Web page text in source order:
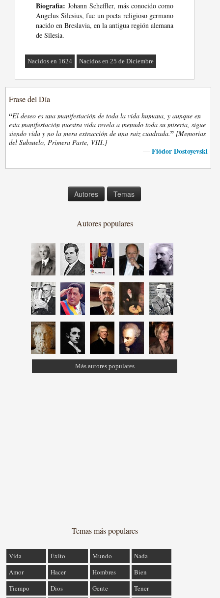
Biografia: Johann Scheffler, más conocido como
Angelus Silesius, fue un poeta religioso germano
nacido en Breslavia, en la antigua región alemana
de Silesia.
Nacidos en 1624 Nacidos en 25 de Diciembre
Frase del Día
“El deseo es una manifestación de toda la vida humana, y aunque en
esta manifestación nuestra vida revela a menudo toda su miseria, sigue
siendo vida y no la mera extracción de una raiz cuadrada.” [Memorias
del Subsuelo, Primera Parte, VIII.]
— Fiódor Dostoyevski
Autores Temas
Autores populares
Más autores populares
Temas más populares
Vida Éxito Mundo
Nada
Amor
Hacer Hombres
Bien
Tiempo
Dios Gente Tener